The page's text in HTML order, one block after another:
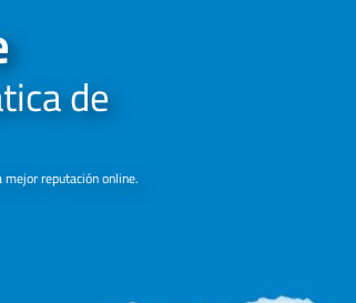
de
reputación online.